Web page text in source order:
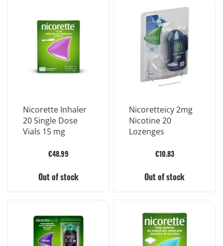
Nicorette Inhaler
20 Single Dose
Vials 15 mg
€48.99
Out of stock
Nicoretteicy 2mg
Nicotine 20
Lozenges
€10.83
Out of stock